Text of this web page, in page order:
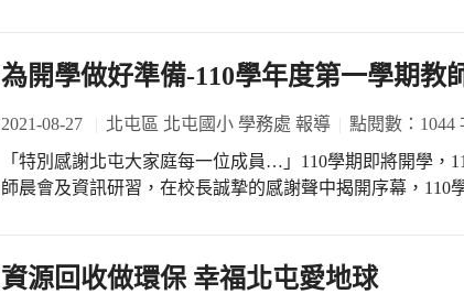
為開學做好準備-110學年度第一學期教
2021-08-27 北屯區 北屯國小 學務處 報導 點閱數：1044
「特別感謝北屯大家庭每一位成員…」110學期即將開學，
師晨會及資訊研習，在校長誠摯的感謝聲中揭開序幕，110
資源回收做環保 幸福北屯愛地球